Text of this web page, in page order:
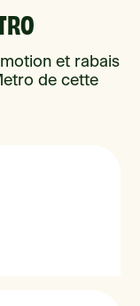
et rabais
de cette